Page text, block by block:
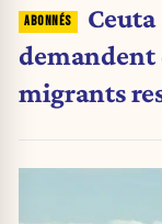
demandent
migrants